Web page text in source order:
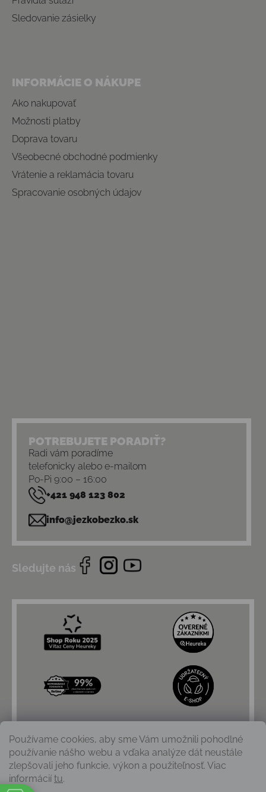
Používame cookies, aby sme Vám umožnili pohodlné
používanie nášho webu a vďaka analýze dát neustále
zlepšovali jeho funkcie, výkon a použiteľnosť. Viac
informácií tu.
Sledovanie zásielky
INFORMÁCIE O NÁKUPE
Ako nakupovať
Možnosti platby
Doprava tovaru
Všeobecné obchodné podmienky
Vrátenie a reklamácia tovaru
Spracovanie osobných údajov
POTREBUJETE PORADIŤ?
Radi vám poradíme
telefonicky alebo e-mailom
Po-Pi 9:00 – 16:00
+421 948 123 802
info@jezkobezko.sk
Sledujte nás